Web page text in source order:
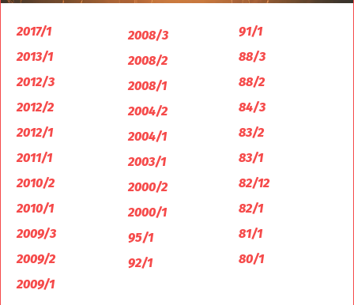
2017/1
2013/1
2012/3
2012/2
2012/1
2011/1
2010/2
2010/1
2009/3
2009/2
2009/1
2008/3
2008/2
2008/1
2004/2
2004/1
2003/1
2000/2
2000/1
95/1
92/1
91/1
88/3
88/2
84/3
83/2
83/1
82/12
82/1
81/1
80/1